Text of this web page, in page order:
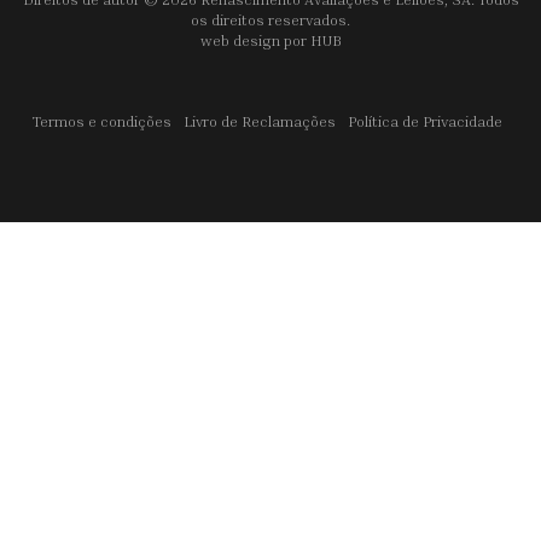
os direitos reservados.
web design por HUB
Termos e condições Livro de Reclamações Política de Privacidade